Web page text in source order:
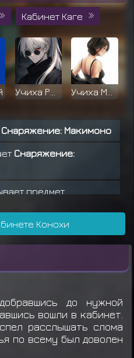
Кабинет Каге
Учиха Мияко
Мияби Нара Хьюга Хидейо
Кэт Сарутоби Бех
Снаряжение: Макимоно
Снаряжение:
предмет
награду за миссию
миссии C ранга
награду за миссию
свиток миссии C
Конохи
до нужной
вошли в кабинет.
расслышать слома
по всему был доволен